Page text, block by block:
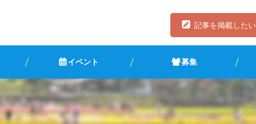
記事を掲載したい
イベント 募集